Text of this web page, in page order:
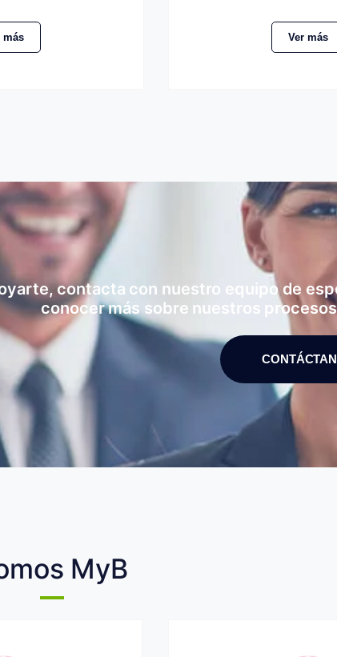
más Ver más
contacta con nuestro equipo de
conocer más sobre nuestros
MyB